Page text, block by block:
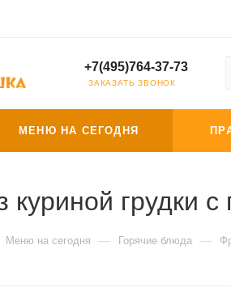
+7(495)764-37-73
ЗАКАЗАТЬ ЗВОНОК
МЕНЮ НА СЕГОДНЯ
куриной грудки
Меню на сегодня — Горячие блюда —